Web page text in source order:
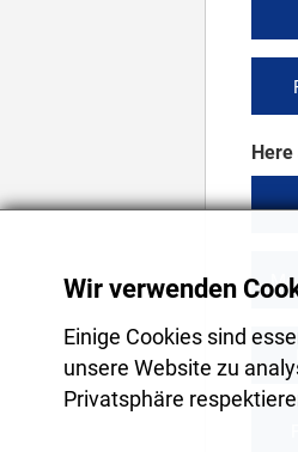
Wir verwenden
Einige Cookies sind
unsere Website zu
Privatsphäre